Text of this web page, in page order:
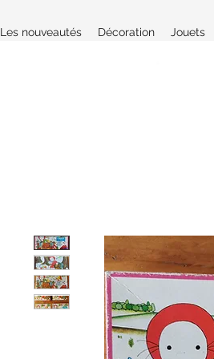
Les nouveautés Décoration Jouets